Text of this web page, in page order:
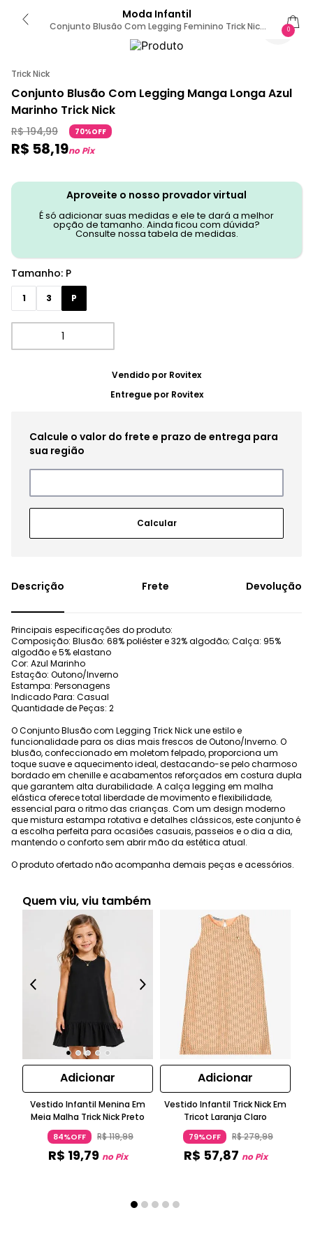
Moda Infantil
Conjunto Blusão Com Legging Feminino Trick Nick
Azul P / Azul
0
Trick Nick
Conjunto Blusão Com Legging Manga Longa Azul
Marinho Trick Nick
R$ 194,99 70%OFF
R$ 58,19no Pix
Aproveite o nosso provador virtual
É só adicionar suas medidas e ele te dará a melhor
opção de tamanho. Ainda ficou com dúvida?
Consulte nossa tabela de medidas.
Tamanho: P
1 3 P
Vendido por Rovitex
Entregue por Rovitex
Frete Devolução
Principais especificações do produto:
Composição: Blusão: 68% poliéster e 32% algodão; Calça: 95%
algodão e 5% elastano
Cor: Azul Marinho
Estação: Outono/Inverno
Estampa: Personagens
Indicado Para: Casual
Quantidade de Peças: 2
O Conjunto Blusão com Legging Trick Nick une estilo e
funcionalidade para os dias mais frescos de Outono/Inverno. O
blusão, confeccionado em moletom felpado, proporciona um
toque suave e aquecimento ideal, destacando-se pelo charmoso
bordado em chenille e acabamentos reforçados em costura dupla
que garantem alta durabilidade. A calça legging em malha
elástica oferece total liberdade de movimento e flexibilidade,
essencial para o ritmo das crianças. Com um design moderno
que mistura estampa rotativa e detalhes clássicos, este conjunto é
a escolha perfeita para ocasiões casuais, passeios e o dia a dia,
mantendo o conforto sem abrir mão da estética atual.
O produto ofertado não acompanha demais peças e acessórios.
Quem viu, viu também
Adicionar
Vestido Infantil Menina Em
Meia Malha Trick Nick Preto
84%OFF R$119,99
R$ 19,79 no Pix
Adicionar
Vestido Infantil Trick Nick Em
Tricot Laranja Claro
79%OFF R$279,99
R$ 57,87 no Pix